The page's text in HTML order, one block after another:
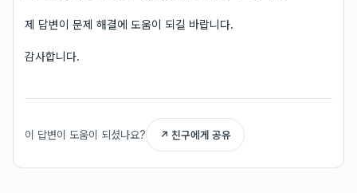
제 답변이 문제 해결에 도움이 되길 바랍니다.
감사합니다.
이 답변이 도움이 되셨나요? ↗ 친구에게 공유